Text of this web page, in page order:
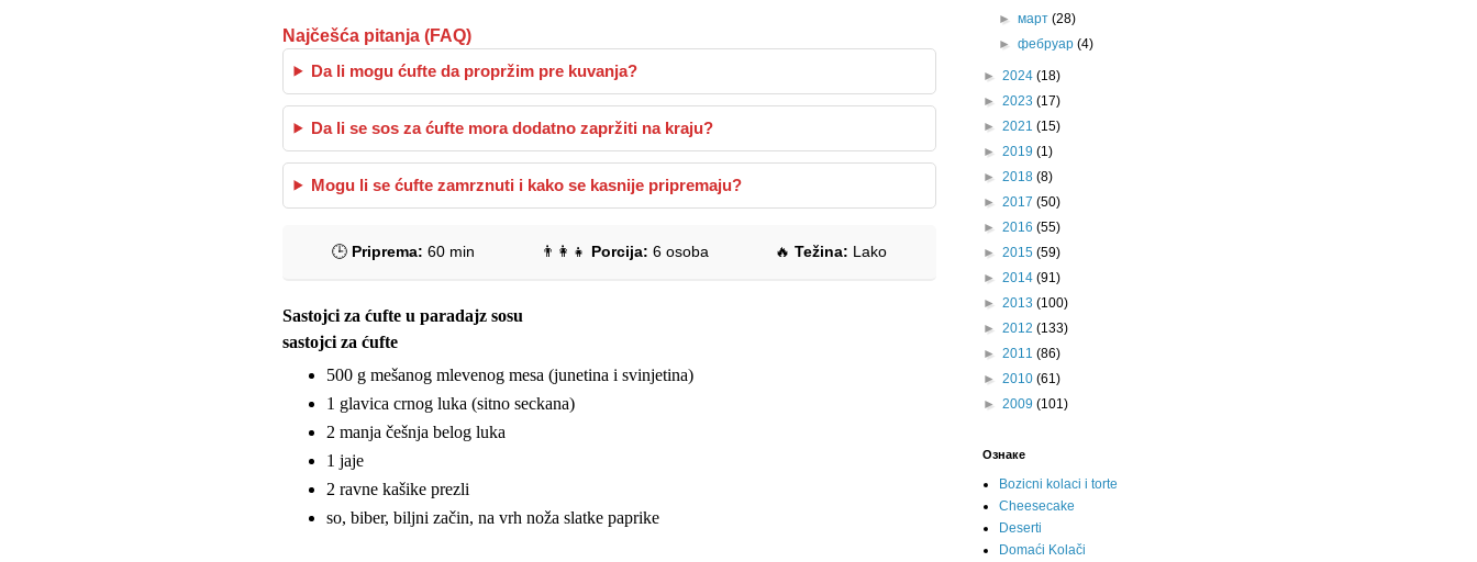
Najčešća pitanja (FAQ)
Da li mogu ćufte da propržim pre kuvanja?
Da li se sos za ćufte mora dodatno zapržiti na kraju?
Mogu li se ćufte zamrznuti i kako se kasnije pripremaju?
🕒 Priprema: 60 min 👨‍👩‍👧 Porcija: 6 osoba 🔥 Težina: Lako
Sastojci za ćufte u paradajz sosu
sastojci za ćufte
500 g mešanog mlevenog mesa (junetina i svinjetina)
1 glavica crnog luka (sitno seckana)
2 manja češnja belog luka
1 jaje
2 ravne kašike prezli
so, biber, biljni začin, na vrh noža slatke paprike
► март (28)
► фебруар (4)
► 2024 (18)
► 2023 (17)
► 2021 (15)
► 2019 (1)
► 2018 (8)
► 2017 (50)
► 2016 (55)
► 2015 (59)
► 2014 (91)
► 2013 (100)
► 2012 (133)
► 2011 (86)
► 2010 (61)
► 2009 (101)
Ознаке
Bozicni kolaci i torte
Cheesecake
Deserti
Domaći Kolači